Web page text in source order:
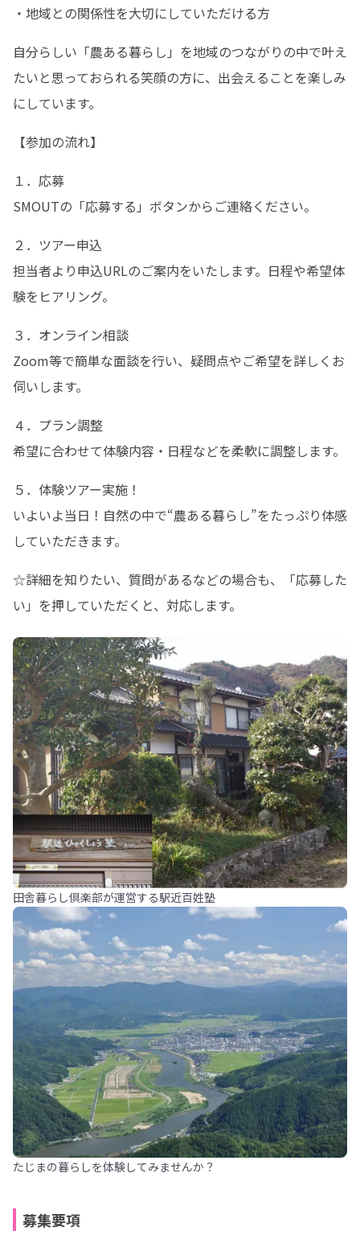
・地域との関係性を大切にしていただける方
自分らしい「農ある暮らし」を地域のつながりの中で叶え
たいと思っておられる笑顔の方に、出会えることを楽しみ
にしています。
【参加の流れ】
１．応募
SMOUTの「応募する」ボタンからご連絡ください。
２．ツアー申込
担当者より申込URLのご案内をいたします。日程や希望体
験をヒアリング。
３．オンライン相談
Zoom等で簡単な面談を行い、疑問点やご希望を詳しくお
伺いします。
４．プラン調整
希望に合わせて体験内容・日程などを柔軟に調整します。
５．体験ツアー実施！
いよいよ当日！自然の中で“農ある暮らし”をたっぷり体感
していただきます。
☆詳細を知りたい、質問があるなどの場合も、「応募した
い」を押していただくと、対応します。
田舎暮らし倶楽部が運営する駅近百姓塾
たじまの暮らしを体験してみませんか？
募集要項